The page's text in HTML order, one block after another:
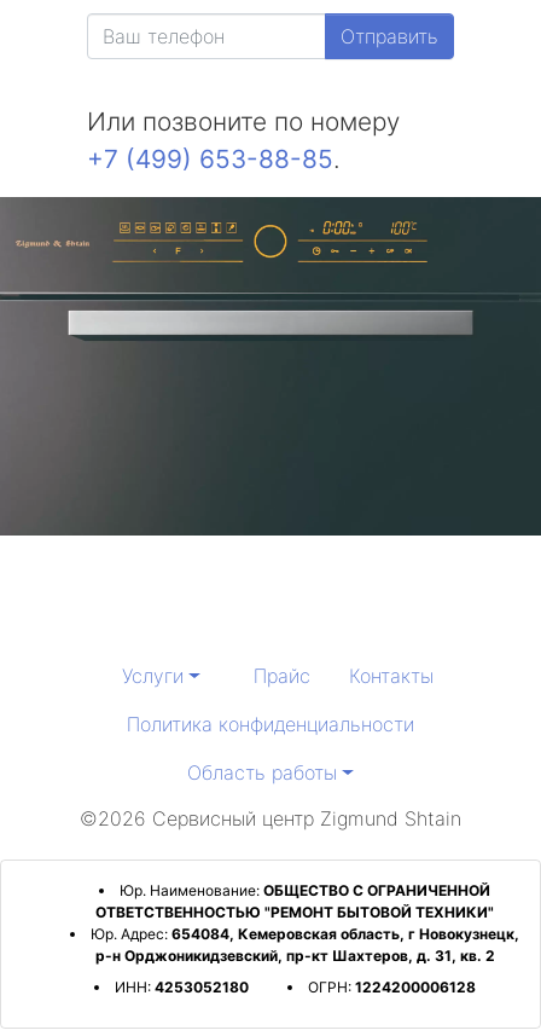
Отправить
Или позвоните по номеру
+7 (499) 653-88-85.
Услуги Прайс
Контакты
Политика конфиденциальности
Область работы
©2026 Сервисный центр Zigmund Shtain
Юр. Наименование: ОБЩЕСТВО С ОГРАНИЧЕННОЙ
ОТВЕТСТВЕННОСТЬЮ "РЕМОНТ БЫТОВОЙ ТЕХНИКИ"
Юр. Адрес: 654084, Кемеровская область, г Новокузнецк,
р-н Орджоникидзевский, пр-кт Шахтеров, д. 31, кв. 2
ИНН: 4253052180 ОГРН: 1224200006128